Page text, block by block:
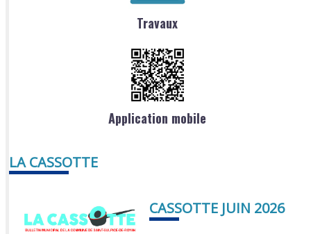
Travaux
Application mobile
LA CASSOTTE
CASSOTTE JUIN 2026